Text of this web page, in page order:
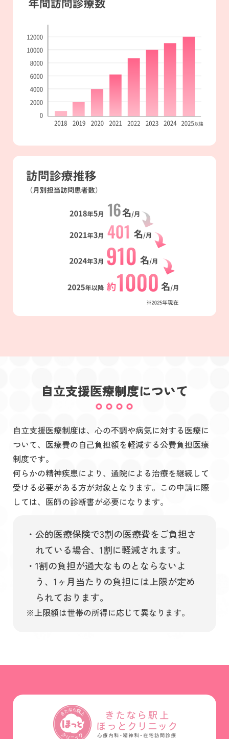
自立支援医療制度について
自立支援医療制度は、心の不調や病気に対する医療に
ついて、医療費の自己負担額を軽減する公費負担医療
制度です。
何らかの精神疾患により、通院による治療を継続して
受ける必要がある方が対象となります。この申請に際
しては、医師の診断書が必要になります。
・公的医療保険で3割の医療費をご負担さ
れている場合、1割に軽減されます。
・1割の負担が過大なものとならないよ
う、1ヶ月当たりの負担には上限が定め
られております。
※上限額は世帯の所得に応じて異なります。